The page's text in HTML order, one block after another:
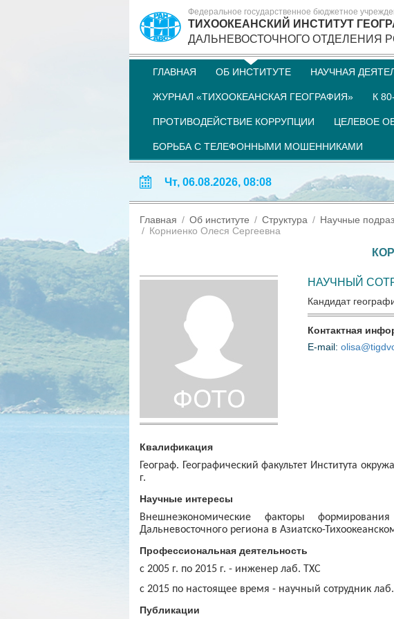
Федеральное государственное бюджетное
ТИХООКЕАНСКИЙ ИНСТИТУТ
ДАЛЬНЕВОСТОЧНОГО ОТДЕЛЕНИЯ
ГЛАВНАЯ ОБ ИНСТИТУТЕ НАУЧНАЯ
ЖУРНАЛ «ТИХООКЕАНСКАЯ ГЕОГРАФИЯ» К
ПРОТИВОДЕЙСТВИЕ КОРРУПЦИИ ЦЕЛЕВОЕ
БОРЬБА С ТЕЛЕФОННЫМИ МОШЕННИКАМИ
Чт, 06.08.2026, 08:08
Главная Об институте Структура Научные
Корниенко Олеся Сергеевна
НАУЧНЫЙ
Кандидат
Контактная
E-mail:
Квалификация
Географ. Географический факультет Института
г.
Научные интересы
Внешнеэкономические факторы формирования
Дальневосточного региона в Азиатско-
Профессиональная деятельность
с 2005 г. по 2015 г. - инженер лаб. ТХС
с 2015 по настоящее время - научный сотрудник
Публикации